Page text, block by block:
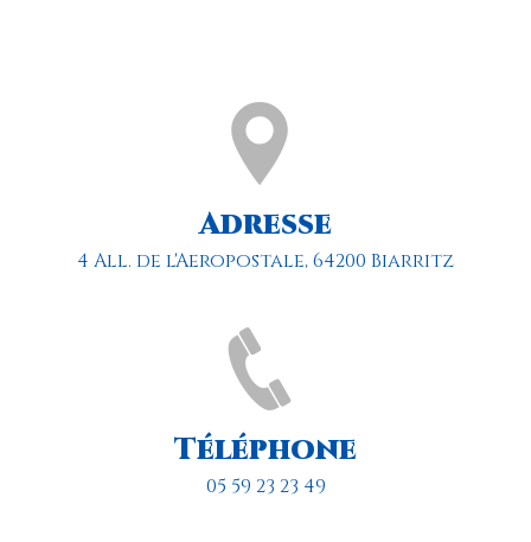
Adresse
4 All. de l'Aeropostale, 64200 Biarritz
Téléphone
05 59 23 23 49